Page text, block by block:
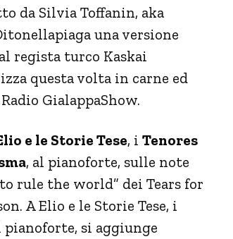
da Silvia Toffanin, aka
una versione
regista turco Kaskai
questa volta in carne ed
GialappaShow.
e le Storie Tese, i Tenores
, al pianoforte, sulle note
rule the world” dei Tears for
A Elio e le Storie Tese, i
pianoforte, si aggiunge